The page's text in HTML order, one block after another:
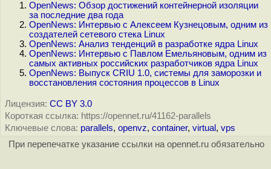
OpenNews: Обзор достижений контейнерной изоляции
за последние два года
OpenNews: Интервью с Алексеем Кузнецовым, одним из
создателей сетевого стека Linux
OpenNews: Анализ тенденций в разработке ядра Linux
OpenNews: Интервью с Павлом Емельяновым, одним из
самых активных российских разработчиков ядра Linux
OpenNews: Выпуск CRIU 1.0, системы для заморозки и
восстановления состояния процессов в Linux
Лицензия: CC BY 3.0
Короткая ссылка: https://opennet.ru/41162-parallels
Ключевые слова: parallels, openvz, container, virtual , vps
При перепечатке указание ссылки на opennet.ru обязательно